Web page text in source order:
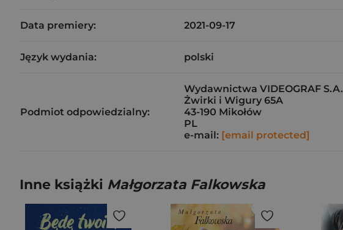
Data premiery: 2021-09-17
Język wydania: polski
Podmiot odpowiedzialny:
Wydawnictwa VIDEOGRAF S.A.
Żwirki i Wigury 65A
43-190 Mikołów
PL
e-mail: [email protected]
Inne książki Małgorzata Falkowska